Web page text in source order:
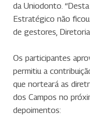
da Uniodonto.
Estratégico não
de gestores,
Os participantes
permitiu a
que norteará as
dos Campos no
depoimentos: